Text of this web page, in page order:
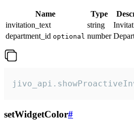
Name Type
invitation_text
string
department_id optional number
setWidgetColor#